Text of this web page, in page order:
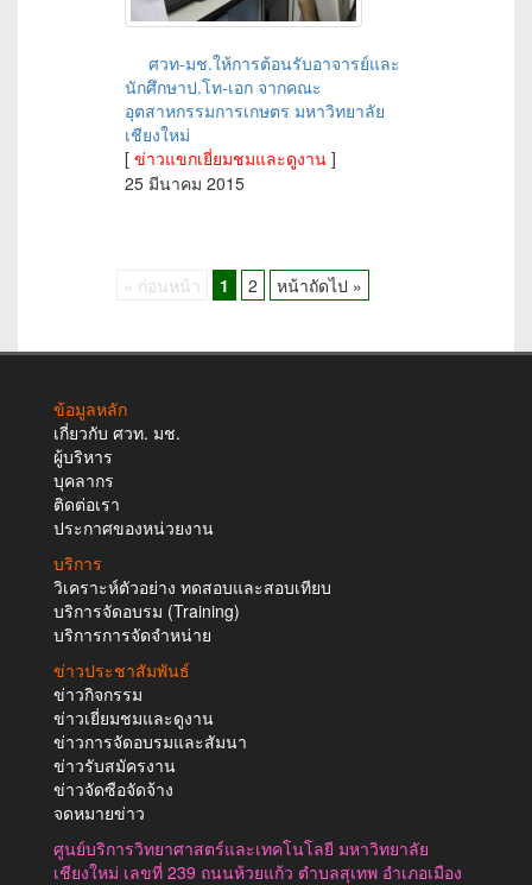
ศวท-มช.ให้การต้อนรับอาจารย์และ
นักศึกษาป.โท-เอก จากคณะ
อุตสาหกรรมการเกษตร มหาวิทยาลัย
เชียงใหม่
[ ข่าวแขกเยี่ยมชมและดูงาน ]
25 มีนาคม 2015
« ก่อนหน้า 1 2 หน้าถัดไป »
ข้อมูลหลัก
เกี่ยวกับ ศวท. มช.
ผู้บริหาร
บุคลากร
ติดต่อเรา
ประกาศของหน่วยงาน
บริการ
วิเคราะห์ตัวอย่าง ทดสอบและสอบเทียบ
บริการจัดอบรม (Training)
บริการการจัดจำหน่าย
ข่าวประชาสัมพันธ์
ข่าวกิจกรรม
ข่าวเยี่ยมชมและดูงาน
ข่าวการจัดอบรมและสัมนา
ข่าวรับสมัครงาน
ข่าวจัดซือจัดจ้าง
จดหมายข่าว
ศูนย์บริการวิทยาศาสตร์และเทคโนโลยี มหาวิทยาลัย
เชียงใหม่ เลขที่ 239 ถนนห้วยแก้ว ตำบลสุเทพ อำเภอเมือง